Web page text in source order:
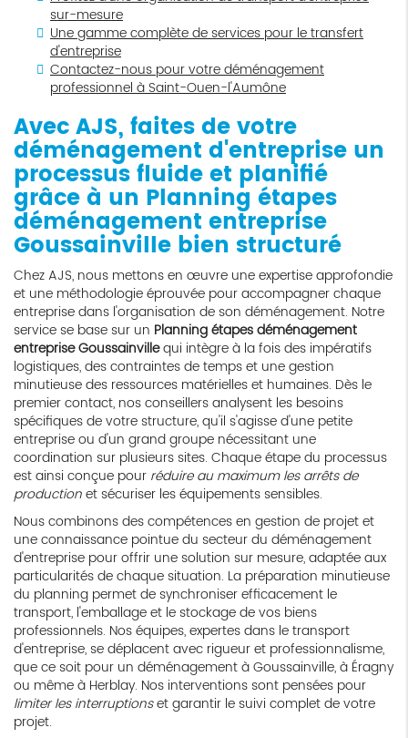
sur-mesure
Une gamme complète de services pour le transfert
d'entreprise
Contactez-nous pour votre déménagement
professionnel à Saint-Ouen-l'Aumône
Avec AJS, faites de votre
déménagement d'entreprise un
processus fluide et planifié
grâce à un Planning étapes
déménagement entreprise
Goussainville bien structuré
Chez AJS, nous mettons en œuvre une expertise approfondie
et une méthodologie éprouvée pour accompagner chaque
entreprise dans l'organisation de son déménagement. Notre
service se base sur un Planning étapes déménagement
entreprise Goussainvillequi intègre à la fois des impératifs
logistiques, des contraintes de temps et une gestion
minutieuse des ressources matérielles et humaines. Dès le
premier contact, nos conseillers analysent les besoins
spécifiques de votre structure, qu'il s'agisse d'une petite
entreprise ou d'un grand groupe nécessitant une
coordination sur plusieurs sites. Chaque étape du processus
est ainsi conçue pour réduire au maximum les arrêts de
productionet sécuriser les équipements sensibles.
Nous combinons des compétences en gestion de projet et
une connaissance pointue du secteur du déménagement
d'entreprise pour offrir une solution sur mesure, adaptée aux
particularités de chaque situation. La préparation minutieuse
du planning permet de synchroniser efficacement le
transport, l'emballage et le stockage de vos biens
professionnels. Nos équipes, expertes dans le transport
d'entreprise, se déplacent avec rigueur et professionnalisme,
que ce soit pour un déménagement à Goussainville, à Éragny
ou même à Herblay. Nos interventions sont pensées pour
limiter les interruptionset garantir le suivi complet de votre
projet.